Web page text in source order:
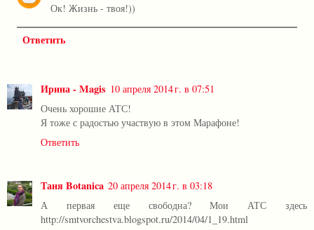
Ок! Жизнь - твоя!))
Ответить
Ирина - Magis 10 апреля 2014 г. в 07:51
Очень хорошие АТС!
Я тоже с радостью участвую в этом Марафоне!
Ответить
Таня Botanica 20 апреля 2014 г. в 03:18
А первая еще свободна? Мои АТС здесь
http://smtvorchestva.blogspot.ru/2014/04/1_19.html